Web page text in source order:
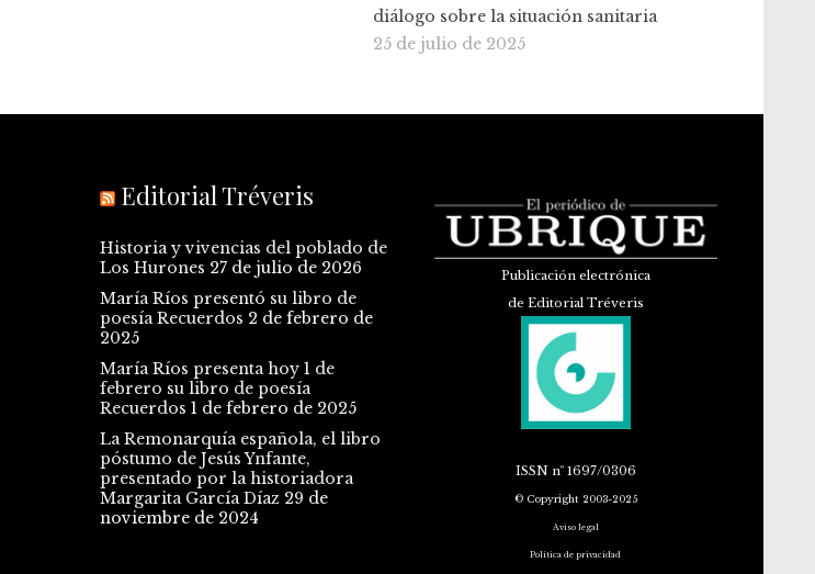
diálogo sobre la situación sanitaria
25 de julio de 2025
Editorial Tréveris
Historia y vivencias del poblado de
Los Hurones 27 de julio de 2026
María Ríos presentó su libro de
poesía Recuerdos 2 de febrero de
2025
María Ríos presenta hoy 1 de
febrero su libro de poesía
Recuerdos 1 de febrero de 2025
La Remonarquía española, el libro
póstumo de Jesús Ynfante,
presentado por la historiadora
Margarita García Díaz 29 de
noviembre de 2024
Publicación electrónica
de Editorial Tréveris
ISSNnº 1697/0306
© Copyright 2003-2025
Aviso legal
Política de privacidad